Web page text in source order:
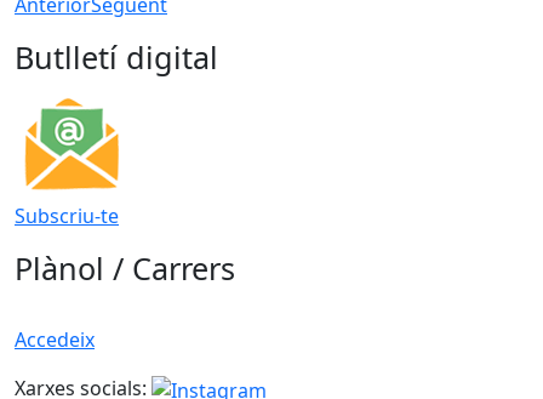
Butlletí digital
Subscriu-te
Plànol / Carrers
Accedeix
Xarxes socials: